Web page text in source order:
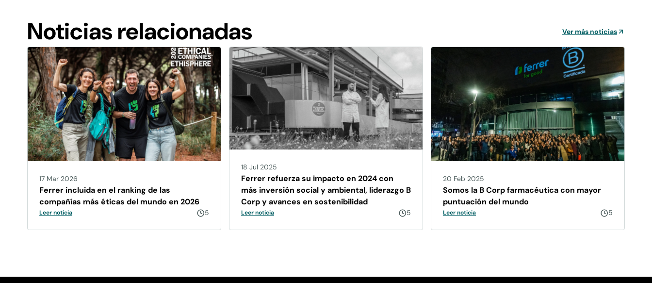
Noticias relacionadas Ver más noticias
17 Mar 2026
Ferrer incluida en el ranking de las
compañías más éticas del mundo en 2026
Leer noticia 5
18 Jul 2025
Ferrer refuerza su impacto en 2024 con
más inversión social y ambiental, liderazgo B
Corp y avances en sostenibilidad
Leer noticia 5
20 Feb 2025
Somos la B Corp farmacéutica con mayor
puntuación del mundo
Leer noticia 5